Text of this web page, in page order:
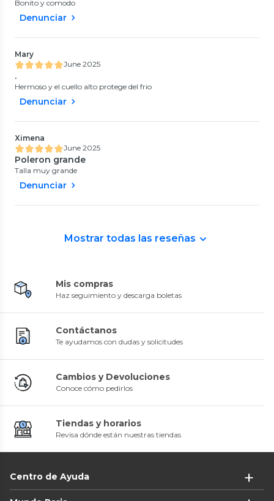
Bonito y comodo
Denunciar
Mary
June 2025
.
Hermoso y el cuello alto protege del frio
Denunciar
Ximena
June 2025
Poleron grande
Talla muy grande
Denunciar
Mostrar todas las reseñas
Mis compras
Haz seguimiento y descarga boletas
Contáctanos
Te ayudamos con dudas y solicitudes
Cambios y Devoluciones
Conoce cómo pedirlos
Tiendas y horarios
Revisa dónde están nuestras tiendas
Centro de Ayuda